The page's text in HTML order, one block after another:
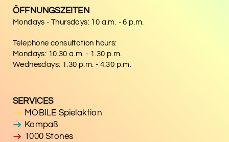
ÖFFNUNGSZEITEN
Mondays - Thursdays: 10 a.m. - 6 p.m.
Telephone consultation hours:
Mondays: 10.30 a.m. - 1.30 p.m.
Wednesdays: 1.30 p.m. - 4.30 p.m.
SERVICES
MOBILE Spielaktion
Kompaß
1000 Stones